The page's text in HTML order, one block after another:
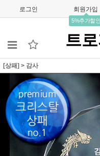
로그인 회원가입
5%추가할인
트
[상패] > 감사